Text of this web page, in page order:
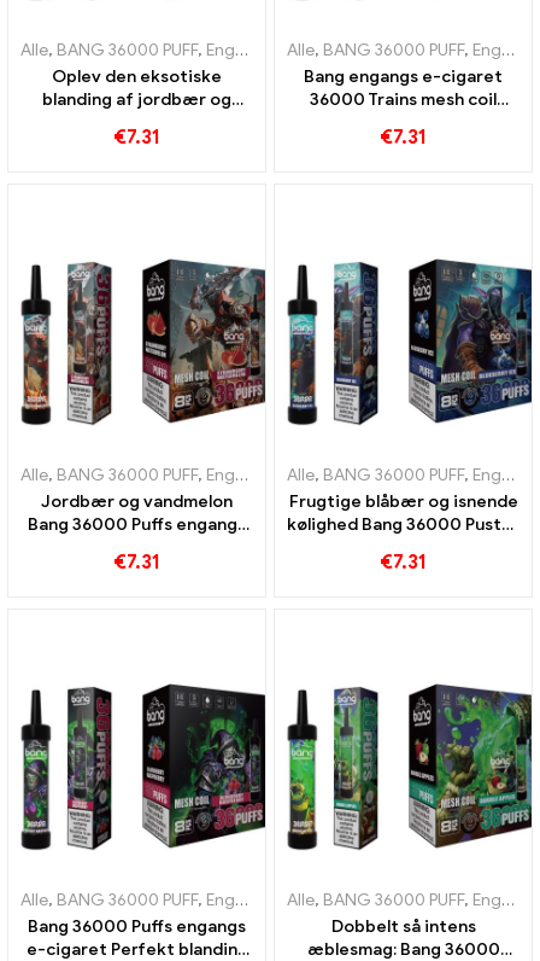
Alle, BANG 36000 PUFF, Engangs e-cigaretter ,Engangs e-
Oplev den eksotiske
blanding af jordbær og
engangs e-cigaret med
€7.31
Alle, BANG 36000 PUFF, Engangs e-cigaretter
Bang engangs e-cigaret
36000 Trains mesh coil
vandmelonoplevelse
€7.31
Alle, BANG 36000 PUFF, Engangs e-cigaretter ,Engangs e-
Jordbær og vandmelon
Bang 36000 Puffs engangs
for intens nydelse
€7.31
Alle, BANG 36000 PUFF, Engangs e-cigaretter
Frugtige blåbær og isnende
kølighed Bang 36000 Puster
unik oplevelse
€7.31
Alle, BANG 36000 PUFF, Engangs e-cigaretter ,Engangs e-
Bang 36000 Puffs engangs
e-cigaret Perfekt blanding
Alle, BANG 36000 PUFF, Engangs e-cigaretter
Dobbelt så intens
æblesmag: Bang 36000